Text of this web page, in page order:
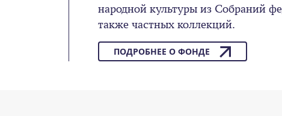
народной культуры из Собраний
также частных коллекций.
ПОДРОБНЕЕ О ФОНДЕ